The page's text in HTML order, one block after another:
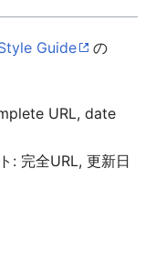
Guide
の
URL, date
: 完全URL, 更新日